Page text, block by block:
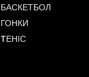
БАСКЕТБОЛ
ГОНКИ
TЕНІС